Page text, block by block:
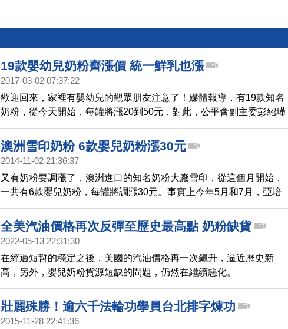
19款嬰幼兒奶粉齊漲價 統一鮮乳也漲
2017-03-02 07:37:22
歡迎回來，家裡有嬰幼兒的觀眾朋友注意了！媒體報導，有19款知名
奶粉，從今天開始，每罐將漲20到50元，對此，公平會副主委彭紹瑾
說，將會了解是否涉及聯合壟斷行為。另外在鮮奶部分，統一企業生
產的瑞穗鮮乳，每罐也將漲1到9元。統一表示，前年到去年提升了3
次酪農生乳的收購價，但都自行吸收，這次公司決定，開始調整價
澳洲雪印奶粉 6款嬰兒奶粉漲30元
2014-11-02 21:36:37
又有奶粉要調漲了，澳洲進口的知名奶粉大廠雪印，從這個月開始，
一共有6款嬰兒奶粉，每罐將調漲30元。事實上今年5月和7月，亞培
和美強生的嬰兒奶粉，也剛調漲過價格，現在雪印也要調漲，不少家
長大喊，吃不消！
全美汽油價格再次反彈至歷史最高點 奶粉缺貨
2022-05-13 22:31:30
在經過短暫的穩定之後，美國的汽油價格再一次飆升，逼近歷史新
高，另外，嬰兒奶粉貨源短缺的問題，仍然在繼續惡化。
壯麗殊勝！逾六千法輪功學員台北排字煉功
2015-11-28 22:41:36